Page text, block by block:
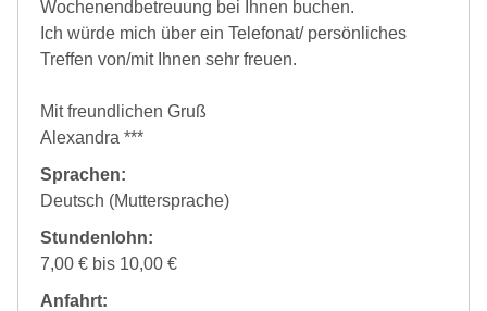
Wochenendbetreuung bei Ihnen buchen.
Ich würde mich über ein Telefonat/ persönliches
Treffen von/mit Ihnen sehr freuen.
Mit freundlichen Gruß
Alexandra ***
Sprachen:
Deutsch (Muttersprache)
Stundenlohn:
7,00 € bis 10,00 €
Anfahrt: